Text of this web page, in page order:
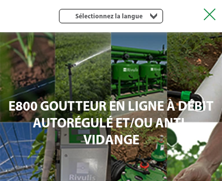
Sélectionnez la langue
E800 GOUTTEUR EN LIGNE À DÉBIT
AUTORÉGULÉ ET/OU ANTI-
VIDANGE